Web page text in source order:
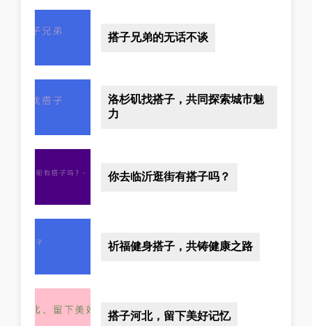
搭子兄弟的无话不谈
洛杉矶找搭子，共同探索城市魅
力
你去临沂逛街有搭子吗？
祈福健身搭子，共铸健康之路
搭子河北，留下美好记忆